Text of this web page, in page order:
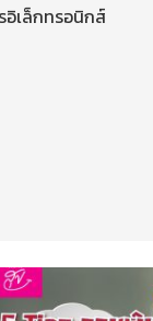
อิเล็กทรอนิกส์